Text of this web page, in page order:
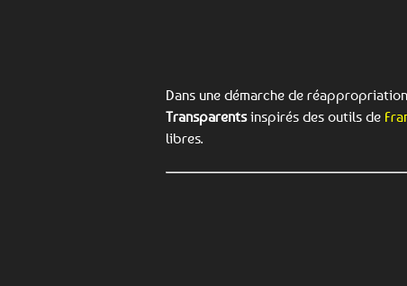
Dans une démarche de
Transparentsinspirés des outils de
libres.